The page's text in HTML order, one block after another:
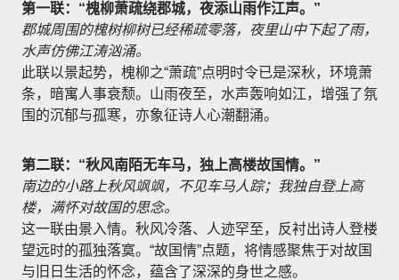
第一联：“槐柳萧疏绕郡城，夜添山雨作江声。”
郡城周围的槐树柳树已经稀疏零落，夜里山中下起了雨，
水声仿佛江涛汹涌。
此联以景起势，槐柳之“萧疏”点明时令已是深秋，环境萧
条，暗寓人事衰颓。山雨夜至，水声轰响如江，增强了氛
围的沉郁与孤寒，亦象征诗人心潮翻涌。
第二联：“秋风南陌无车马，独上高楼故国情。”
南边的小路上秋风飒飒，不见车马人踪；我独自登上高
楼，满怀对故国的思念。
这一联由景入情。秋风冷落、人迹罕至，反衬出诗人登楼
望远时的孤独落寞。“故国情”点题，将情感聚焦于对故国
与旧日生活的怀念，蕴含了深深的身世之感。